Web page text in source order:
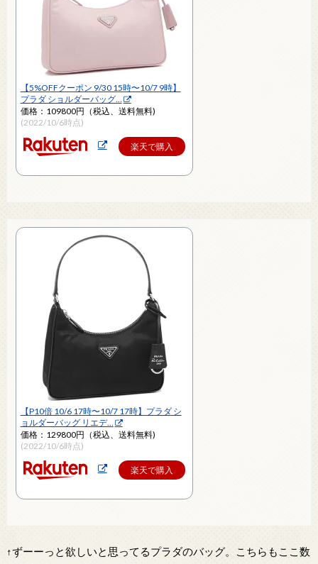
【5%OFFクーポン 9/30 15時〜10/7 9時】
プラダ ショルダーバッグ…
価格：109800円（税込、送料無料)
(2022/10/6時点)
楽天で購入
【P10倍 10/6 17時〜10/7 17時】プラダ シ
ョルダーバッグ リエデ…
価格：129800円（税込、送料無料)
(2022/10/6時点)
楽天で購入
↑ずーーっと欲しいと思ってるプラダのバッグ。こちらもここ数